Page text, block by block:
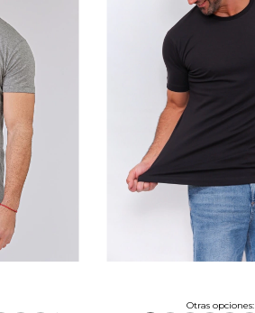
Otras opciones: